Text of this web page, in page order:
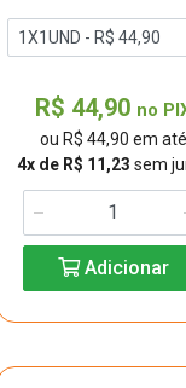
R$ 44,90 no
ou R$ 44,90 em até
4x de R$ 11,23 sem
Adicionar